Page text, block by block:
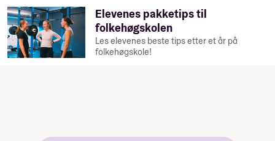
Elevenes pakketips til
folkehøgskolen
Les elevenes beste tips etter et år på
folkehøgskole!